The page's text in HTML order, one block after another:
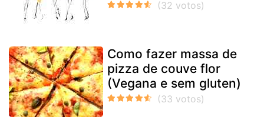
Como fazer massa de
pizza de couve flor
(Vegana e sem gluten)